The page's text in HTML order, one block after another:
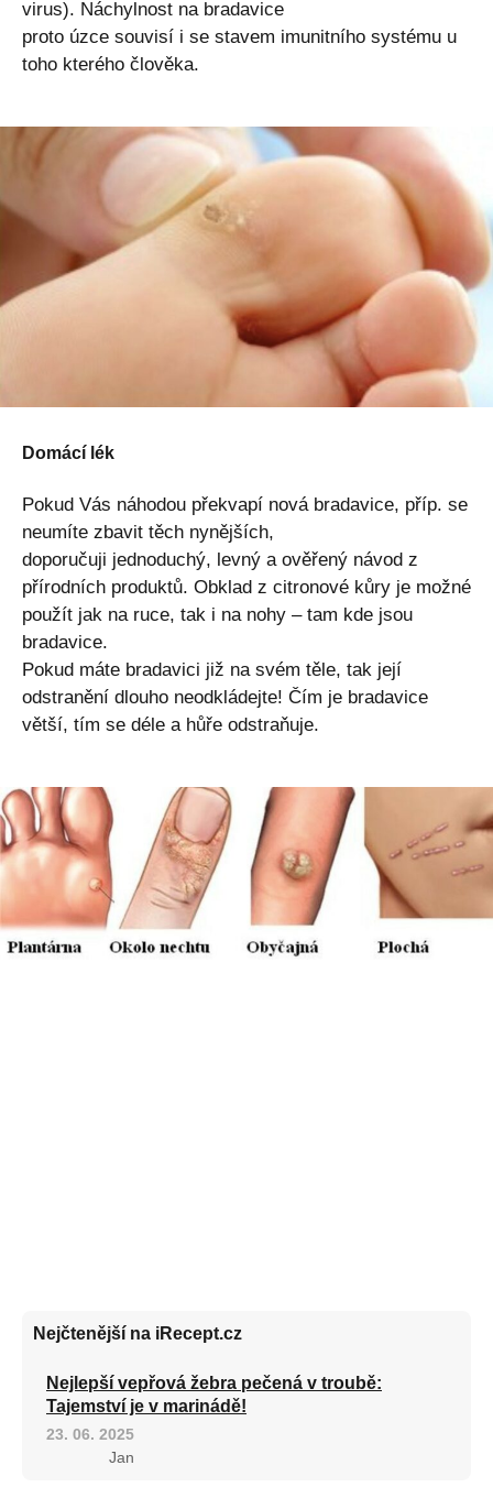
virus). Náchylnost na bradavice
proto úzce souvisí i se stavem imunitního systému u
toho kterého člověka.
Domácí lék
Pokud Vás náhodou překvapí nová bradavice, příp. se
neumíte zbavit těch nynějších,
doporučuji jednoduchý, levný a ověřený návod z
přírodních produktů. Obklad z citronové kůry je možné
použít jak na ruce, tak i na nohy – tam kde jsou
bradavice.
Pokud máte bradavici již na svém těle, tak její
odstranění dlouho neodkládejte! Čím je bradavice
větší, tím se déle a hůře odstraňuje.
Nejčtenější na iRecept.cz
Nejlepší vepřová žebra pečená v troubě:
Tajemství je v marinádě!
23. 06. 2025
Jan